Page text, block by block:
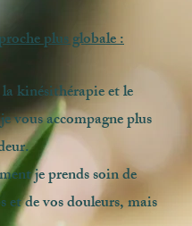
plus globale :
kinésithérapie et le
vous accompagne plus
je prends soin de
et de vos douleurs, mais